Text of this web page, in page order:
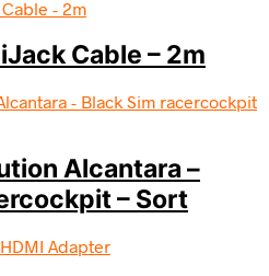
Cable – 2m
Alcantara –
– Sort